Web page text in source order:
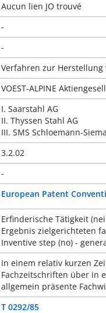
Aucun lien JO trouvé
-
-
Verfahren zur
VOEST-ALPINE
I. Saarstahl AG
II. Thyssen Stahl AG
III. SMS Schloemann-
3.2.02
-
European Patent
Erfinderische Tätigkeit
Ergebnis zielgerichteten
Inventive step (no) -
In einem relativ kurzen
Fachzeitschriften über in
allgemein präsente
T 0292/85